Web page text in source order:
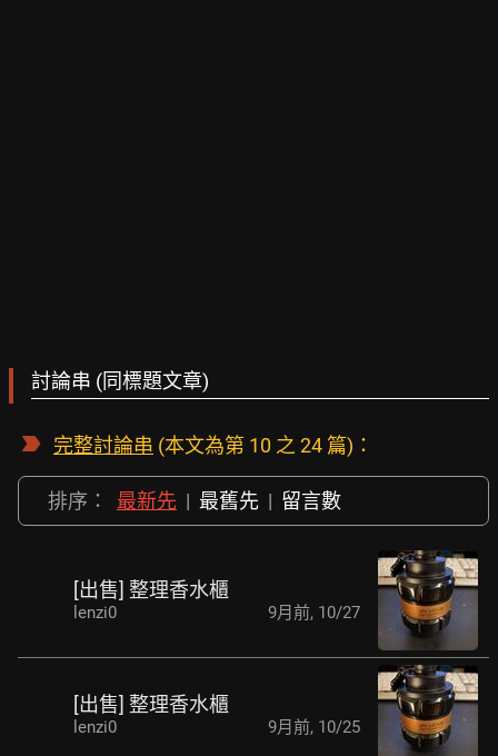
討論串 (同標題文章)
完整討論串 (本文為第 10 之 24 篇)：
排序： 最新先 | 最舊先 | 留言數
[出售] 整理香水櫃
lenzi0 9月前, 10/27
[出售] 整理香水櫃
lenzi0 9月前, 10/25